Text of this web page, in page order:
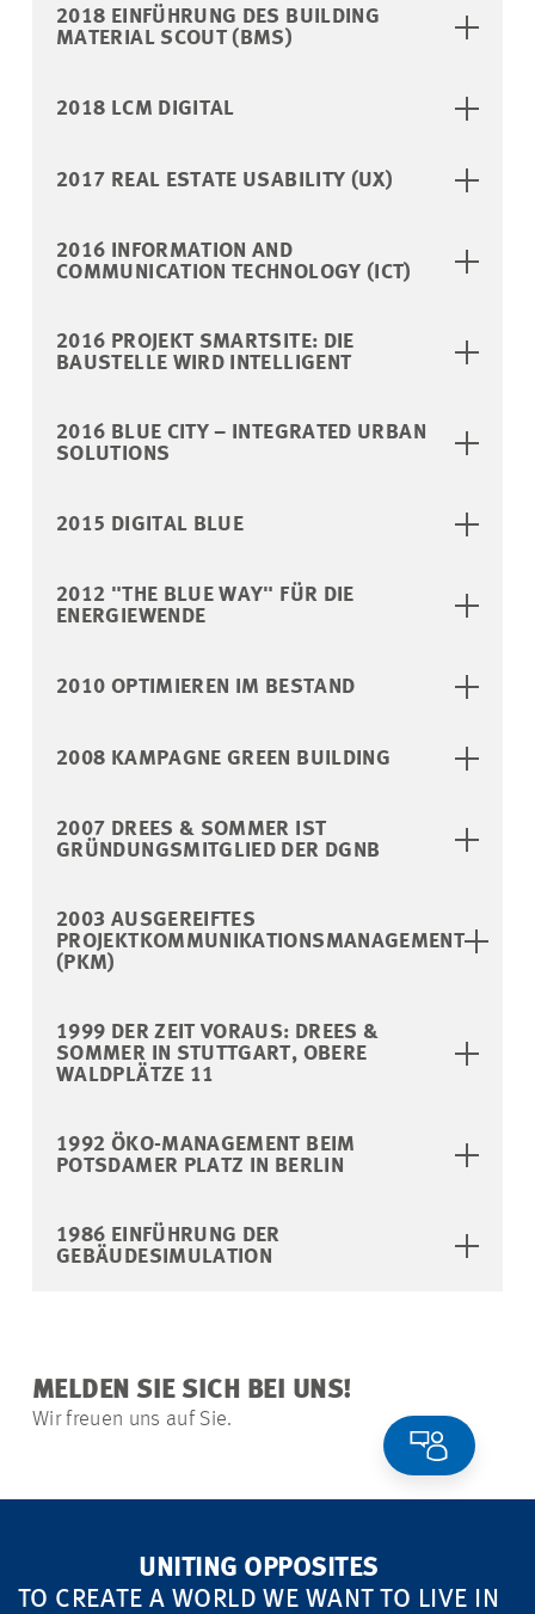
2018 EINFÜHRUNG DES BUILDING
MATERIAL SCOUT (BMS)
2018 LCM DIGITAL
2017 REAL ESTATE USABILITY (UX)
2016 INFORMATION AND
COMMUNICATION TECHNOLOGY (ICT)
2016 PROJEKT SMARTSITE: DIE
BAUSTELLE WIRD INTELLIGENT
2016 BLUE CITY – INTEGRATED URBAN
SOLUTIONS
2015 DIGITAL BLUE
2012 "THE BLUE WAY" FÜR DIE
ENERGIEWENDE
2010 OPTIMIEREN IM BESTAND
2008 KAMPAGNE GREEN BUILDING
2007 DREES & SOMMER IST
GRÜNDUNGSMITGLIED DER DGNB
2003 AUSGEREIFTES
PROJEKTKOMMUNIKATIONSMANAGEMENT
(PKM)
1999 DER ZEIT VORAUS: DREES &
SOMMER IN STUTTGART, OBERE
WALDPLÄTZE 11
1992 ÖKO-MANAGEMENT BEIM
POTSDAMER PLATZ IN BERLIN
1986 EINFÜHRUNG DER
GEBÄUDESIMULATION
MELDEN SIE SICH BEI UNS!
Wir freuen uns auf Sie.
UNITING OPPOSITES
TO CREATE A WORLD WE WANT TO LIVE IN